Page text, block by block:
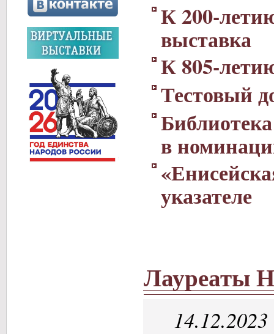
К 200-
выставка
К 805-
Тестовый
в
указателе
Лауреаты
14.12.2023